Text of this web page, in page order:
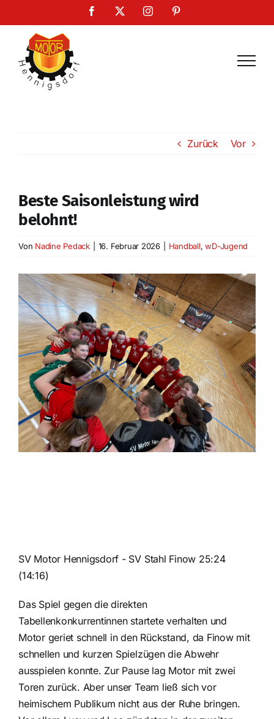
Inhalt
springen
Facebook InstagramPinterest
Zurück Vor
Beste Saisonleistung wird
belohnt!
Von Nadine Pedack 16. Februar 2026 Handball,wD-Jugend
SV Motor Hennigsdorf - SV Stahl Finow 25:24
(14:16)
Das Spiel gegen die direkten
Tabellenkonkurrentinnen startete verhalten und
Motor geriet schnell in den Rückstand, da Finow mit
schnellen und kurzen Spielzügen die Abwehr
ausspielen konnte. Zur Pause lag Motor mit zwei
Toren zurück. Aber unser Team ließ sich vor
heimischem Publikum nicht aus der Ruhe bringen.